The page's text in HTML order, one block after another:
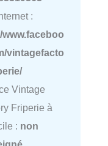
:
www.faceboo
vintagefacto
Vintage
Friperie à
: non